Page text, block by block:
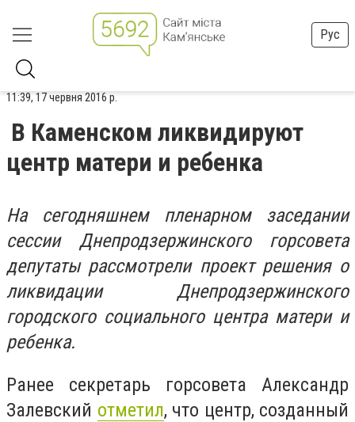
Рус
11:39, 17 червня 2016 р.
В Каменском ликвидируют
центр матери и ребенка
На сегодняшнем пленарном заседании
сессии Днепродзержинского горсовета
депутаты рассмотрели проект решения о
ликвидации Днепродзержинского
городского социального центра матери и
ребенка.
Ранее секретарь горсовета Александр
Залевский отметил, что центр, созданный